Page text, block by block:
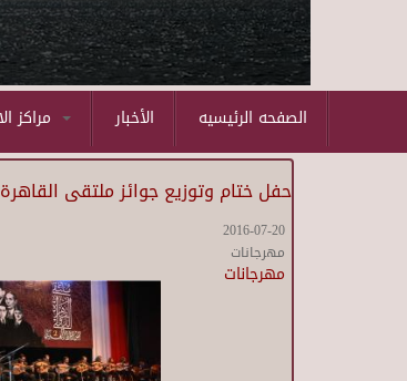
الأخبار الصفحه الرئيسيه
حفل ختام وتوزيع جوائز ملتقى
2016-07-20
مهرجانات
مهرجانات